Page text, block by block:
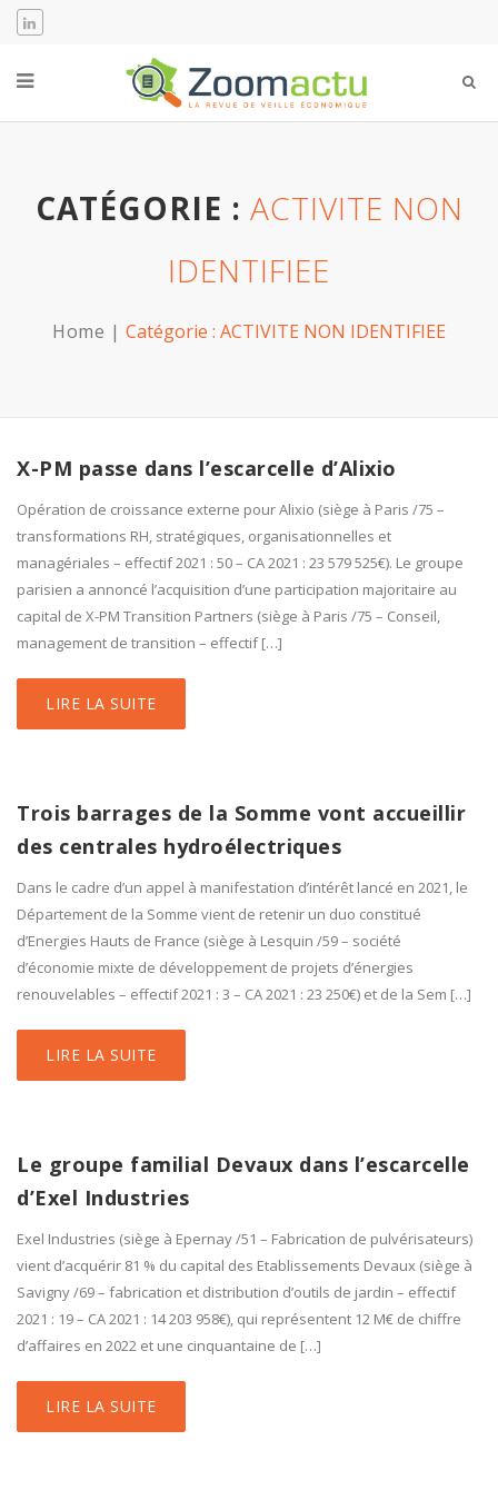
CATÉGORIE : ACTIVITE NON
IDENTIFIEE
Home Catégorie : ACTIVITE NON IDENTIFIEE
X-PM passe dans l’escarcelle d’Alixio
Opération de croissance externe pour Alixio (siège à Paris /75 –
transformations RH, stratégiques, organisationnelles et
managériales – effectif 2021 : 50 – CA 2021 : 23 579 525€). Le groupe
parisien a annoncé l’acquisition d’une participation majoritaire au
capital de X-PM Transition Partners (siège à Paris /75 – Conseil,
management de transition – effectif […]
LIRE LA SUITE
Trois barrages de la Somme vont accueillir
des centrales hydroélectriques
Dans le cadre d’un appel à manifestation d’intérêt lancé en 2021, le
Département de la Somme vient de retenir un duo constitué
d’Energies Hauts de France (siège à Lesquin /59 – société
d’économie mixte de développement de projets d’énergies
renouvelables – effectif 2021 : 3 – CA 2021 : 23 250€) et de la Sem […]
LIRE LA SUITE
Le groupe familial Devaux dans l’escarcelle
d’Exel Industries
Exel Industries (siège à Epernay /51 – Fabrication de pulvérisateurs)
vient d’acquérir 81 % du capital des Etablissements Devaux (siège à
Savigny /69 – fabrication et distribution d’outils de jardin – effectif
2021 : 19 – CA 2021 : 14 203 958€), qui représentent 12 M€ de chiffre
d’affaires en 2022 et une cinquantaine de […]
LIRE LA SUITE